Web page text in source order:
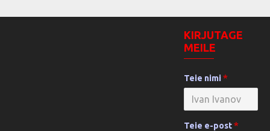
KIRJUTAGE
MEILE
Teie nimi
Teie e-post